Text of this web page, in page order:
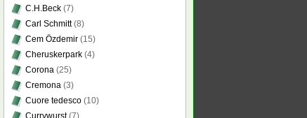
C.H.Beck (7)
Carl Schmitt(8)
Cem Özdemir (15)
Cheruskerpark (4)
Corona (25)
Cremona (3)
Cuore tedesco (10)
Currywurst(7)